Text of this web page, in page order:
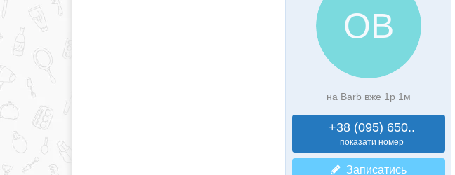
ОВ
на Barb вже 1р 1м
+38 (095) 650..
показати номер
Записатись